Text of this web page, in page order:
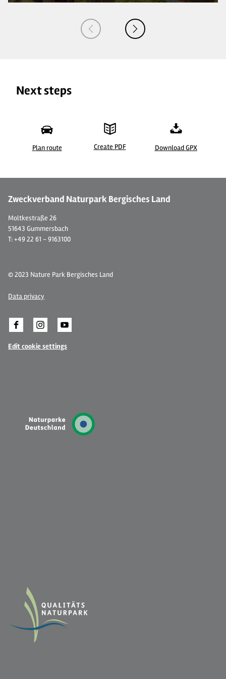
Next steps
Plan route Create PDF Download GPX
Zweckverband Naturpark Bergisches Land
Moltkestraße 26
51643 Gummersbach
T: +49 22 61 - 9163100
© 2023 Nature Park Bergisches Land
Data privacy
Edit cookie settings